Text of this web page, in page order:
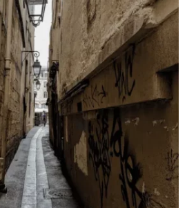
dans
le
quartier
de
Montmartre
à
Paris
:
un
message
d’Amour
dans
plus
de
250
langues